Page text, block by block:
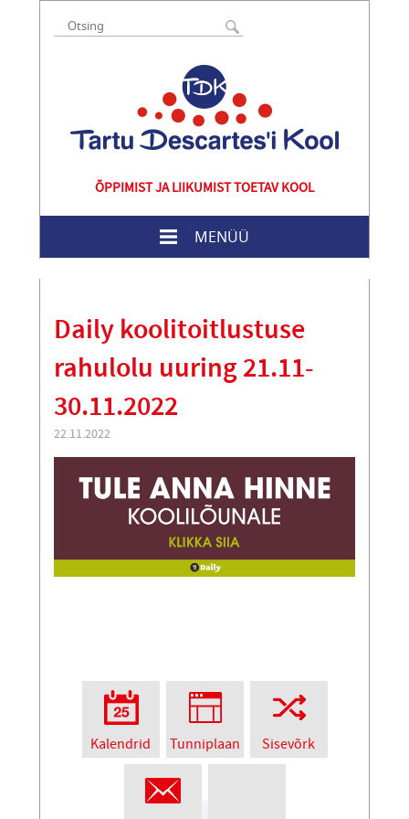
ÕPPIMIST JA LIIKUMIST TOETAV KOOL
MENÜÜ
Daily koolitoitlustuse
rahulolu uuring 21.11-
30.11.2022
22.11.2022
Kalendrid Tunniplaan Sisevõrk